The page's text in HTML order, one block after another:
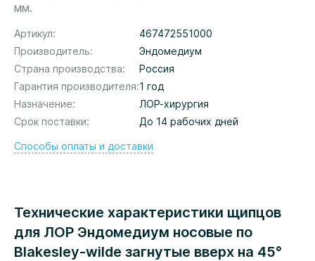
мм.
Артикул
467472551000
Производитель
Эндомедиум
Страна производства
Россия
Гарантия производителя 1 год
Назначение
ЛОР-хирургия
Срок поставки
До 14 рабочих дней
Способы оплаты и доставки
Технические характеристики щипцов
для ЛОР Эндомедиум носовые по
Blakesley-wilde загнутые вверх на 45°